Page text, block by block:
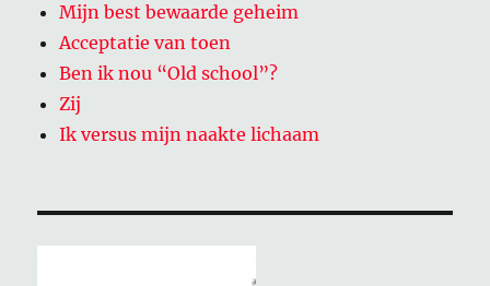
Mijn best bewaarde geheim
Acceptatie van toen
Ben ik nou “Old school”?
Zij
Ik versus mijn naakte lichaam